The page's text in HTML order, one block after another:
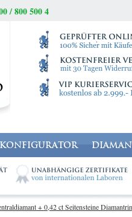
/ 800 500 4
+ 0,42 ct Seitensteine